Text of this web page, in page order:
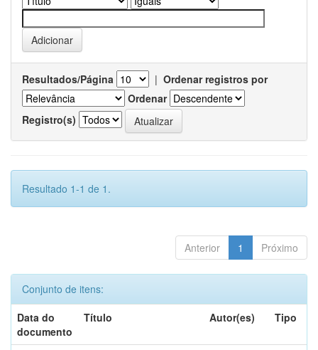
Resultados/Página | Ordenar registros por
Ordenar
Registro(s)
Resultado 1-1 de 1.
Anterior 1 Próximo
Conjunto de itens:
Data do
documento
Título Autor(es) Tipo